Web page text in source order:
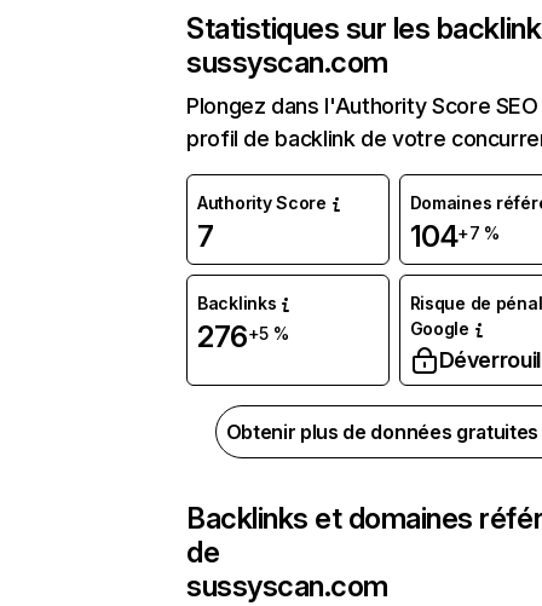
Statistiques sur les
sussyscan.com
Plongez dans l'Authority Score
profil de backlink de votre
Authority Score
7
Domaines
104+7 %
Backlinks
276+5 %
Risque de
Google
Obtenir plus de données
Backlinks et domaines
de
sussyscan.com